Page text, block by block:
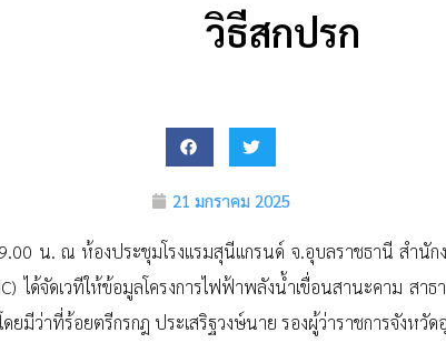
วิธีสกปรก
21 มกราคม 2025
น. ณ ห้องประชุมโรงแรมสุนีแกรนด์ จ.อุบลราชธานี สำนั
ได้จัดเวทีให้ข้อมูลโครงการไฟฟ้าพลังน้ำเขื่อนสานะคาม ส
ยมีว่าที่ร้อยตรีกรกฎ ประเสริฐวงษ์นาย รองผู้ว่าราชการจังหวั